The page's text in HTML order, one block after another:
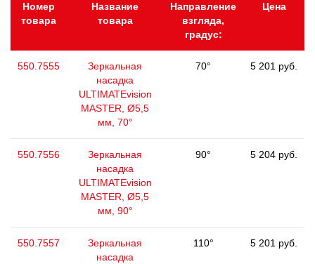
Номер
товара
Название
товара
Направление
взгляда,
градус:
Цена
550.7555
Зеркальная
насадка
ULTIMATEvision
MASTER, Ø5,5
мм, 70°
70° 5 201 руб.
550.7556
Зеркальная
насадка
ULTIMATEvision
MASTER, Ø5,5
мм, 90°
90° 5 204 руб.
550.7557
Зеркальная
насадка
110° 5 201 руб.